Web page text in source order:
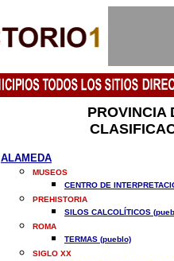
PROVINCIA
ALAMEDA
MUSEOS
CENTRO DE
PREHISTORIA
SILOS CALCOLÍTICOS
ROMA
TERMAS (pueblo)
SIGLO XX